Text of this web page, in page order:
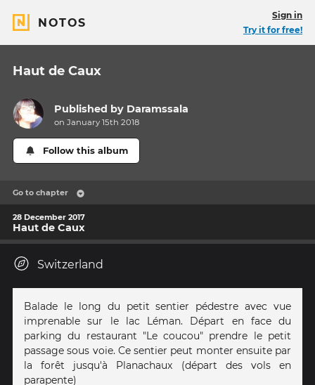
NOTOS
Sign in
Try it for free!
Haut de Caux
Published by Daramssala
on January 15th 2018
Follow this album
Go to chapter
28 December 2017
Haut de Caux
Switzerland
Balade le long du petit sentier pédestre avec vue
imprenable sur le lac Léman. Départ en face du
parking du restaurant "Le coucou" prendre le petit
passage sous voie. Ce sentier peut monter ensuite par
la forêt jusqu'à Planachaux (départ des vols en
parapente)